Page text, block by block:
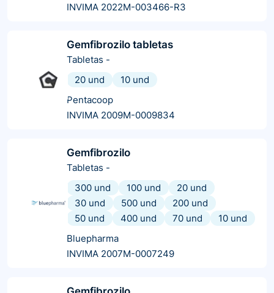
INVIMA 2022M-003466-R3
Gemfibrozilo tabletas
Tabletas -
20 und
10 und
Pentacoop
INVIMA 2009M-0009834
Gemfibrozilo
Tabletas -
300 und
100 und
20 und
30 und
500 und
200 und
50 und
400 und 70 und
10 und
Bluepharma
INVIMA 2007M-0007249